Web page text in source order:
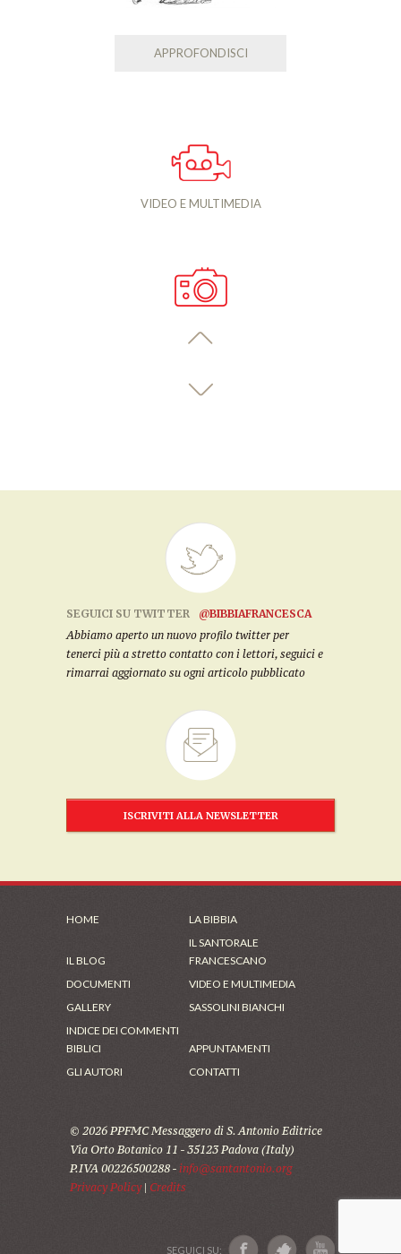
APPROFONDISCI
VIDEO E MULTIMEDIA
SEGUICI SU TWITTER
@BIBBIAFRANCESCA
Abbiamo aperto un nuovo profilo twitter per
tenerci più a stretto contatto con i lettori, seguici e
rimarrai aggiornato su ogni articolo pubblicato
ISCRIVITI ALLA NEWSLETTER
HOME LA BIBBIA
IL BLOG
IL SANTORALE
FRANCESCANO
DOCUMENTI
VIDEO E MULTIMEDIA
GALLERY
SASSOLINI BIANCHI
INDICE DEI COMMENTI
BIBLICI
APPUNTAMENTI
GLI AUTORI
CONTATTI
© 2026 PPFMC Messaggero di S. Antonio Editrice
Via Orto Botanico 11 - 35123 Padova (Italy)
P.IVA 00226500288 - info@santantonio.org
Privacy Policy| Credits
SEGUICI SU: